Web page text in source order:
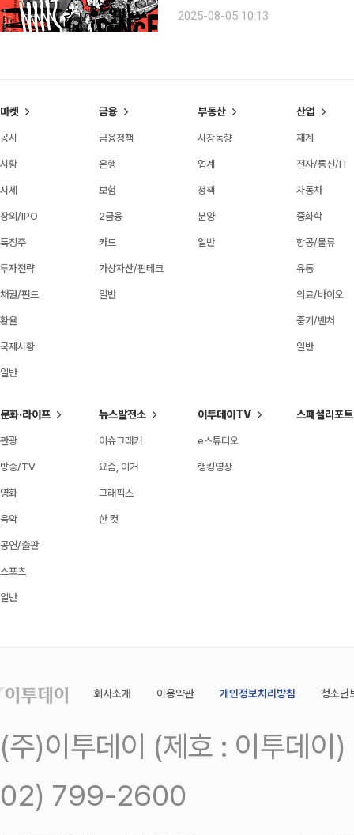
부터 11월 28일까지 아르코예술기록
2025-08-05 10:13
마켓
공시
시황
시세
장외/IPO
특징주
투자전략
채권/펀드
환율
국제시황
일반
금융
금융정책
은행
보험
2금융
카드
가상자산/핀테크
일반
부동산
시장동향
업계
정책
분양
일반
산업
재계
전자/통신/IT
자동차
중화학
항공/물류
유통
의료/바이오
중기/벤처
일반
문화·라이프
관광
방송/TV
영화
음악
공연/출판
스포츠
일반
뉴스발전소
이슈크래커
요즘, 이거
그래픽스
한 컷
이투데이TV
e스튜디오
랭킹영상
스페셜리포트
회사소개 이용약관 개인정보처리방침 청소년
(주)이투데이 (제호 : 이투데
02) 799-2600